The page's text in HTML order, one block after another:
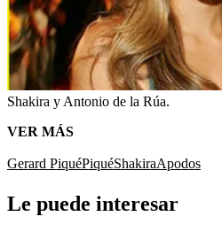
Shakira y Antonio de la Rúa.
VER MÁS
Gerard PiquéPiquéShakiraApodos
Le puede interesar